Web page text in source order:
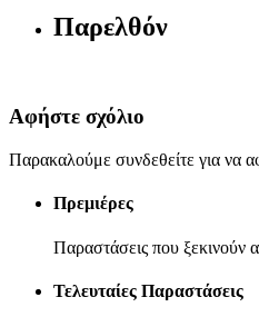
Παρελθόν
Αφήστε σχόλιο
Παρακαλούμε συνδεθείτε για να
Πρεμιέρες
Παραστάσεις που ξεκινούν
Τελευταίες Παραστάσεις